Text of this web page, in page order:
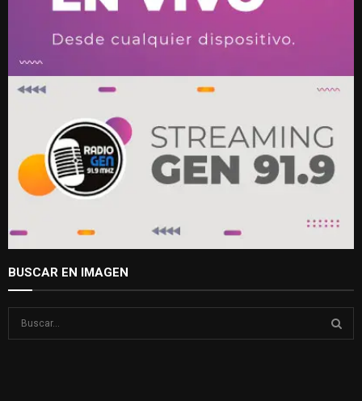
BUSCAR EN IMAGEN